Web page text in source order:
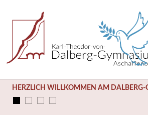
HERZLICH WILLKOMMEN AM